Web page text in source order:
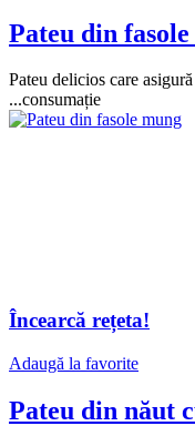
Pateu din
Pateu delicios care
...consumație
Încearcă rețeta!
Adaugă la favorite
Pateu din năut